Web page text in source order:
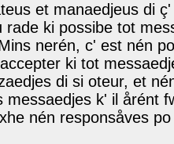
et manaedjeus di
rade ki possibe tot
nerén, c' est nén
ki tot
di si oteur, et
messaedjes k' il årént
nén responsåves